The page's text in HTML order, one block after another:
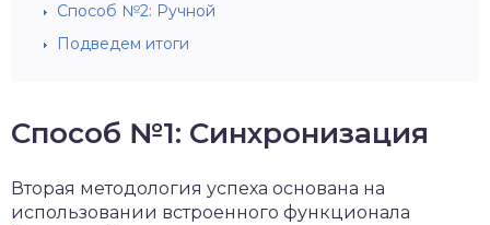
Способ №2: Ручной
Подведем итоги
Способ №1: Синхронизация
Вторая методология успеха основана на
использовании встроенного функционала